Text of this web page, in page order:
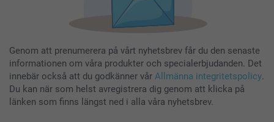
Genom att prenumerera på vårt nyhetsbrev får du den senaste
informationen om våra produkter och specialerbjudanden. Det
innebär också att du godkänner vår Allmänna integritetspolicy.
Du kan när som helst avregistrera dig genom att klicka på
länken som finns längst ned i alla våra nyhetsbrev.